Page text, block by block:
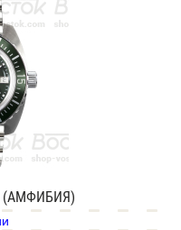
(АМФИБИЯ)